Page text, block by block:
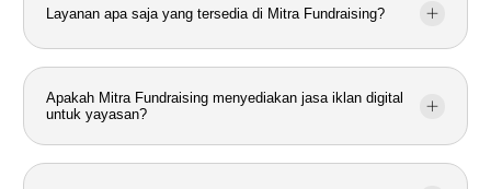
Layanan apa saja yang tersedia di Mitra Fundraising?
Apakah Mitra Fundraising menyediakan jasa iklan digital
untuk yayasan?